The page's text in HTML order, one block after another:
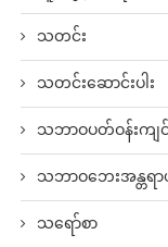
သတင်း
သတင်းဆောင်းပါး
သဘာဝပတ်ဝန်းကျ
သဘာဝဘေးအန္တရ
သရော်စာ